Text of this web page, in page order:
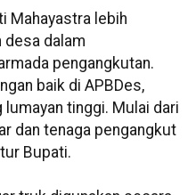
Mahayastra lebih
desa dalam
pengangkutan.
baik di APBDes,
lumayan tinggi. Mulai dari
dan tenaga pengangkut
Bupati.